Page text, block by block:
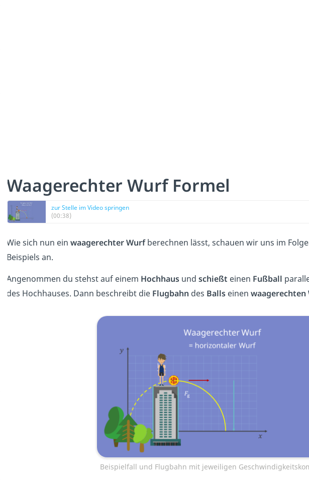
Waagerechter Wurf Formel
zur Stelle im Video springen
(00:38)
Wie sich nun ein waagerechter Wurfberechnen lässt, schauen wir uns im
Beispiels an.
Angenommen du stehst auf einem Hochhausund schießt einen Fußball
des Hochhauses. Dann beschreibt die Flugbahn des Ballseinen waagerechten
Beispielfall und Flugbahn mit jeweiligen